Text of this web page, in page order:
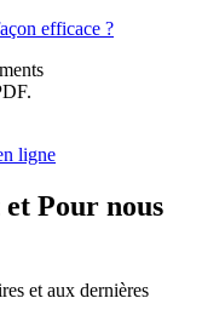
efficace ?
ligne
Pour nous
et aux dernières